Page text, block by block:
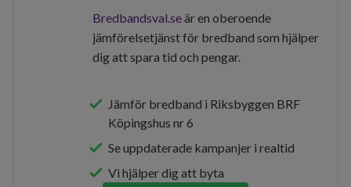
Bredbandsval.seär en oberoende
jämförelsetjänst för bredband som hjälper
dig att spara tid och pengar.
Jämför bredband i Riksbyggen BRF
Köpingshus nr 6
Se uppdaterade kampanjer i realtid
Vi hjälper dig att byta